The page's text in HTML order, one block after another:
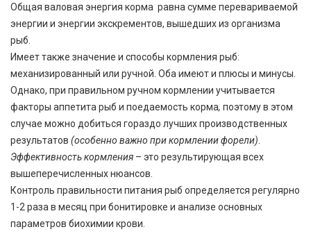
Общая валовая энергия корма равна сумме перевариваемой
энергии и энергии экскрементов, вышедших из организма
рыб.
Имеет также значение и способы кормления рыб:
механизированный или ручной. Оба имеют и плюсы и минусы.
Однако, при правильном ручном кормлении учитывается
факторы аппетита рыб и поедаемость корма, поэтому в этом
случае можно добиться гораздо лучших производственных
результатов (особенно важно при кормлении форели)
Эффективность кормления – это результирующая всех
вышеперечисленных нюансов.
Контроль правильности питания рыб определяется регулярно
1-2 раза в месяц при бонитировке и анализе основных
параметров биохимии крови.